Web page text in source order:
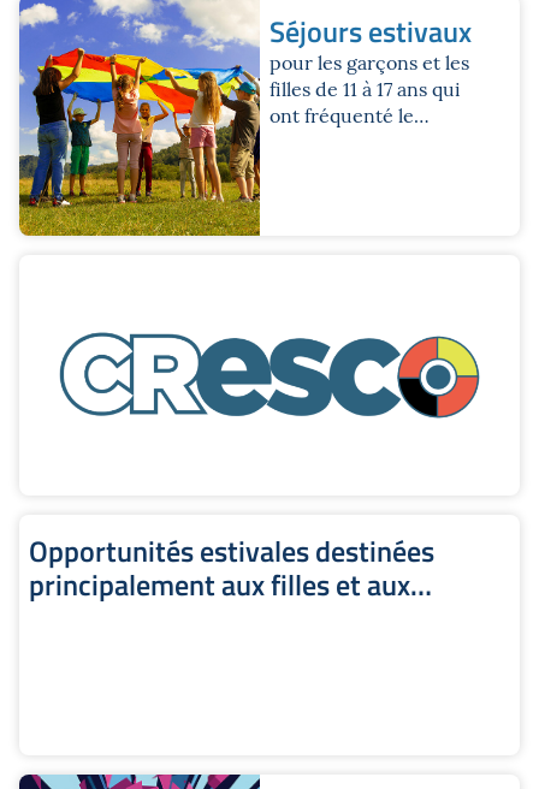
Séjours estivaux
pour les garçons et les
filles de 11 à 17 ans qui
ont fréquenté le
Opportunités estivales destinées
principalement aux filles et aux